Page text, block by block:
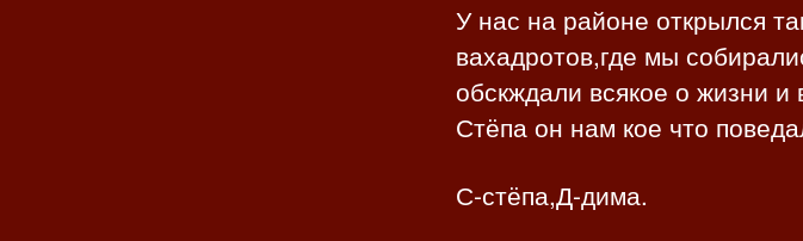
У нас на районе открылся
вахадротов,где мы
обскждали всякое о жизни
Стёпа он нам кое что
С-стёпа,Д-дима.